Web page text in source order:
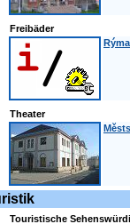
Freibäder
Theater
Touristische